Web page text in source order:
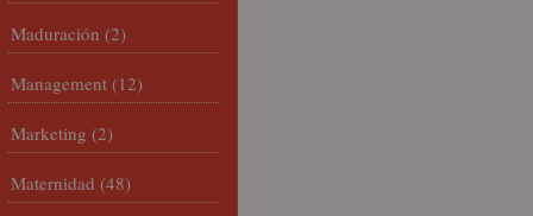
Maduración (2)
Management (12)
Marketing (2)
Maternidad (48)